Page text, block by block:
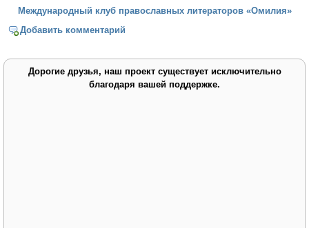
Международный клуб православных литераторов «Омилия»
Добавить комментарий
Дорогие друзья, наш проект существует исключительно
благодаря вашей поддержке.